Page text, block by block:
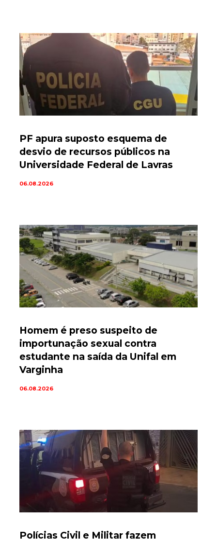
PF apura suposto esquema de
desvio de recursos públicos na
Universidade Federal de Lavras
06.08.2026
Homem é preso suspeito de
importunação sexual contra
estudante na saída da Unifal em
Varginha
06.08.2026
Polícias Civil e Militar fazem